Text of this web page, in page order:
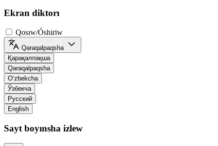
Ekran diktorı
Qosıw/Óshiriw
Qaraqalpaqsha
Қарақалпақша
Qaraqalpaqsha
O‘zbekcha
Ўзбекча
Русский
English
Sayt boyınsha izlew